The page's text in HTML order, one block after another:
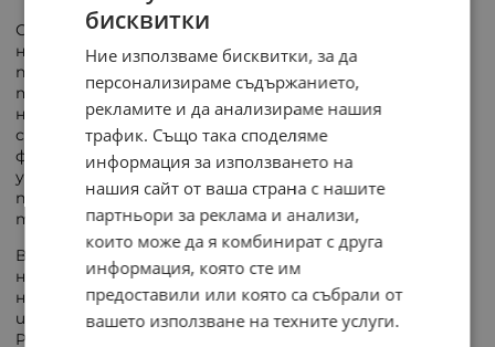
Стабилизаторът следи и контролира
напрежението на всяка фаза, за да осигури
последователност между тях - той ще компенсира
твърде високото или твърде ниското входно
напрежение и ще осигури изходното напрежение
след стабилизиране. Ако в този режим една от
фазите не работи правилно или не е свързана,
устройството ще активира защитата и няма да
подава напрежение към изхода, като информира за
това с индикатора "PHASE ERROR".
В монофазен режим всяка фаза може да работи
независимо една от друга. Независимо от
натоварването на мрежата и колебанията на
изходното напрежение, стабилизаторът KEMOT
PROavr-10 ги поддържа на 230 V ±3%, което позволява
бисквитки
Ние използваме бисквитки, за да
персонализираме съдържанието,
рекламите и да анализираме нашия
трафик. Също така споделяме
информация за използването на
нашия сайт от ваша страна с нашите
партньори за реклама и анализи,
които може да я комбинират с друга
информация, която сте им
предоставили или която са събрали от
вашето използване на техните услуги.